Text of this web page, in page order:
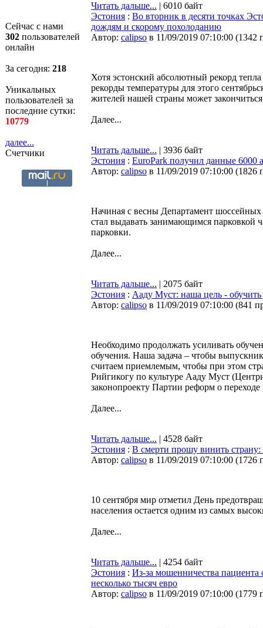
Сейчас с нами
302 пользователей
онлайн
За сегодня: 218
Уникальных
пользователей за
последние сутки:
10779
далее...
Счетчики
Читать дальше... | 6010 байт
Эстония : Во вторник в десяти точках
дождям и скорому похолоданию
Автор: calipso в 11/09/2019 07:10:00 (1342
Хотя эстонский абсолютный рекорд
рекорды температуры для этого
жителей нашей страны может
Далее...
Читать дальше... | 3936 байт
Эстония : EuroPark получил данные 6000
Автор: calipso в 11/09/2019 07:10:00 (1826
Начиная с весны Департамент шоссейных
стал выдавать занимающимся
парковки.
Далее...
Читать дальше... | 2075 байт
Эстония : Ааду Муст: наша цель - обучить
Автор: calipso в 11/09/2019 07:10:00 (841
Необходимо продолжать усиливать
обучения. Наша задача – чтобы
считаем приемлемым, чтобы при этом
Рийгикогу по культуре Ааду Муст
законопроекту Партии реформ о
Далее...
Читать дальше... | 4528 байт
Эстония : В смерти прошу винить страну:
Автор: calipso в 11/09/2019 07:10:00 (1726
10 сентября мир отметил День
населения остается одним из самых
Далее...
Читать дальше... | 4254 байт
Эстония : Из-за мошенничества пациента
несколько тысяч евро
Автор: calipso в 11/09/2019 07:10:00 (1779